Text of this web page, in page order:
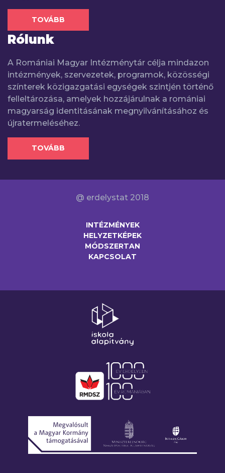
TOVÁBB
Rólunk
A Romániai Magyar Intézménytár célja mindazon
intézmények, szervezetek, programok, közösségi
színterek közigazgatási egységek szintjén történő
felleltározása, amelyek hozzájárulnak a romániai
magyarság identitásának megnyilvánításához és
újratermeléséhez.
TOVÁBB
@ erdelystat 2018
INTÉZMÉNYEK
HELYZETKÉPEK
MÓDSZERTAN
KAPCSOLAT